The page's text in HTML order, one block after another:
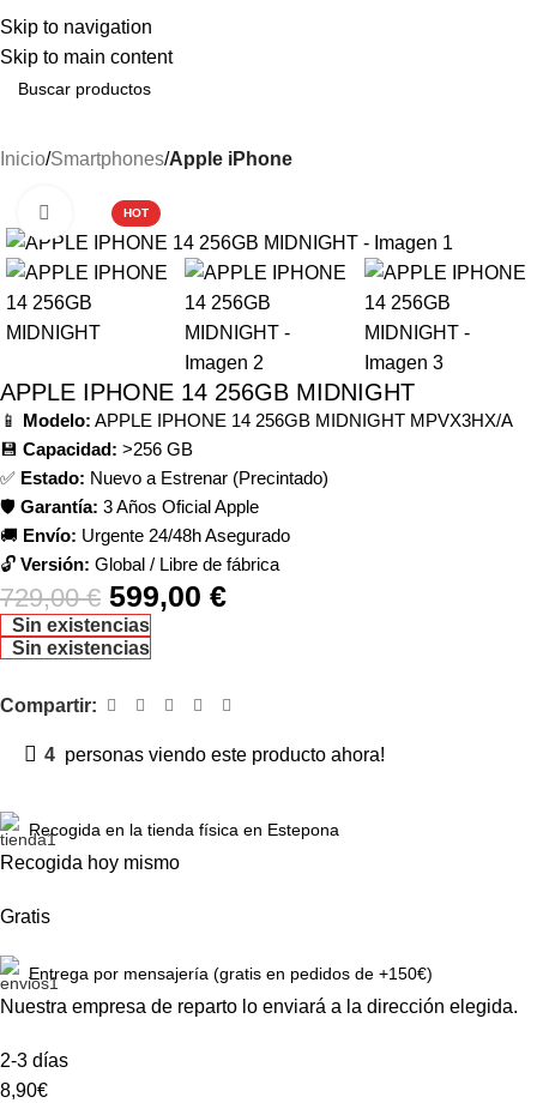
Skip to navigation
Skip to main content
Inicio Smartphones Apple iPhone
HOT
Haga clic para ampliar
APPLE IPHONE 14 256GB MIDNIGHT
📱 Modelo: APPLE IPHONE 14 256GB MIDNIGHT MPVX3HX/A
💾 Capacidad: >256 GB
✅ Estado: Nuevo a Estrenar (Precintado)
🛡️ Garantía: 3 Años Oficial Apple
🚚 Envío: Urgente 24/48h Asegurado
🔓 Versión: Global / Libre de fábrica
729,00€ 599,00 €
Sin existencias
Sin existencias
Compartir:
4 personas viendo este producto ahora!
Recogida en la tienda física en Estepona
Recogida hoy mismo
Gratis
Entrega por mensajería (gratis en pedidos de +150€)
Nuestra empresa de reparto lo enviará a la dirección elegida.
2-3 días
8,90€